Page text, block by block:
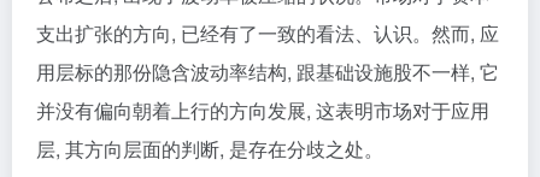
支出扩张的方向, 已经有了一致的看法、认识。然而, 应
用层标的那份隐含波动率结构, 跟基础设施股不一样, 它
并没有偏向朝着上行的方向发展, 这表明市场对于应用
层, 其方向层面的判断, 是存在分歧之处。